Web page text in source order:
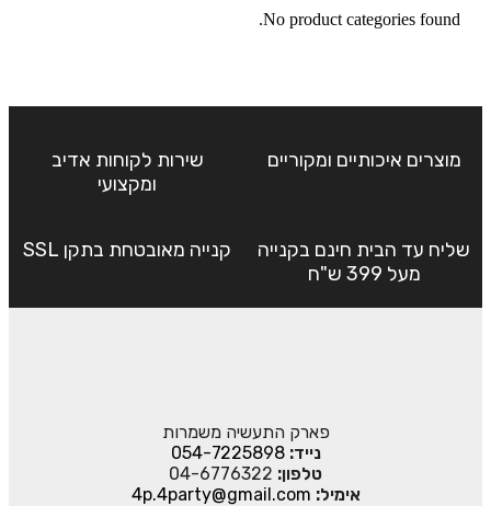
No product categories found.
מוצרים איכותיים ומקוריים
שירות לקוחות אדיב
ומקצועי
שליח עד הבית חינם בקנייה
מעל 399 ש"ח
קנייה מאובטחת בתקן SSL
פארק התעשיה משמרות
נייד:054-7225898
טלפון: 04-6776322
אימיל: 4p.4party@gmail.com